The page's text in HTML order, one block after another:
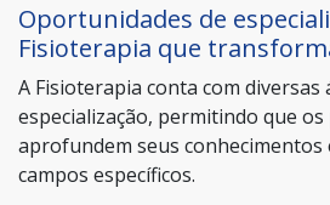
Oportunidades de
Fisioterapia que
A Fisioterapia conta com diversas
especialização, permitindo que
aprofundem seus conhecimentos
campos específicos.